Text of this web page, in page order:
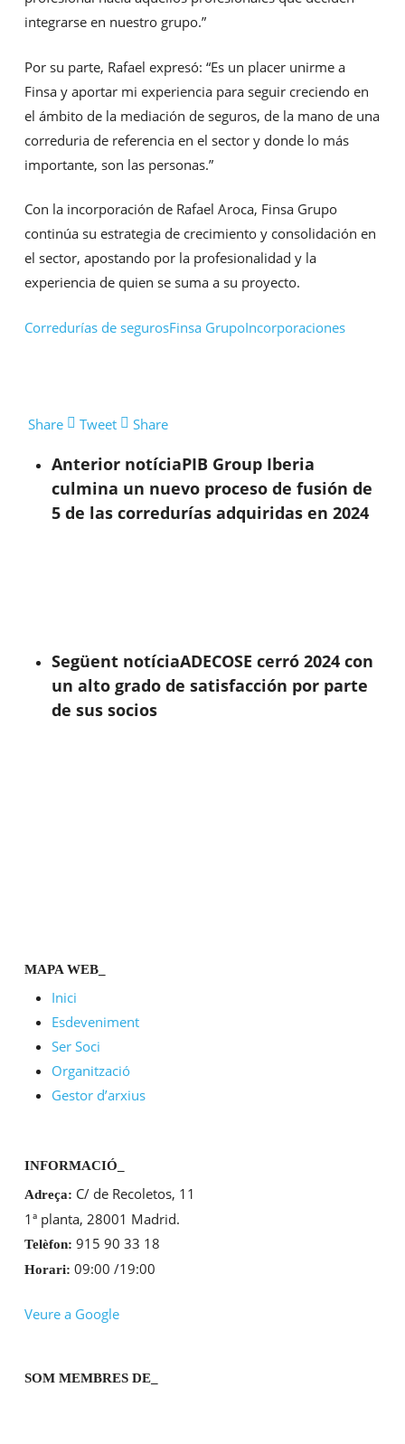
integrarse en nuestro grupo.”
Por su parte, Rafael expresó: “Es un placer unirme a
Finsa y aportar mi experiencia para seguir creciendo en
el ámbito de la mediación de seguros, de la mano de una
correduria de referencia en el sector y donde lo más
importante, son las personas.”
Con la incorporación de Rafael Aroca, Finsa Grupo
continúa su estrategia de crecimiento y consolidación en
el sector, apostando por la profesionalidad y la
experiencia de quien se suma a su proyecto.
Corredurías de segurosFinsa GrupoIncorporaciones
Share Tweet Share
Anterior notíciaPIB Group Iberia
culmina un nuevo proceso de fusión de
5 de las corredurías adquiridas en 2024
Següent notíciaADECOSE cerró 2024 con
un alto grado de satisfacción por parte
de sus socios
MAPA WEB_
Inici
Esdeveniment
Ser Soci
Organització
Gestor d’arxius
INFORMACIÓ_
Adreça: C/ de Recoletos, 11
1ª planta, 28001 Madrid.
Telèfon: 915 90 33 18
Horari: 09:00 /19:00
Veure a Google
SOM MEMBRES DE_